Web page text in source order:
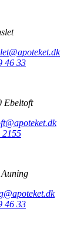
46 33
Ebeltoft
2155
Auning
46 33